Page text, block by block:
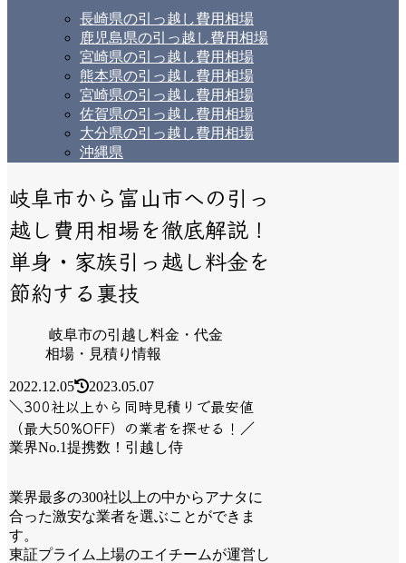
長崎県の引っ越し費用相場
鹿児島県の引っ越し費用相場
宮崎県の引っ越し費用相場
熊本県の引っ越し費用相場
宮崎県の引っ越し費用相場
佐賀県の引っ越し費用相場
大分県の引っ越し費用相場
沖縄県
岐阜市から富山市への引っ
越し費用相場を徹底解説！
単身・家族引っ越し料金を
節約する裏技
岐阜市の引越し料金・代金
相場・見積り情報
2022.12.05 2023.05.07
＼300社以上から同時見積りで最安値
（最大50%OFF）の業者を探せる！／
業界No.1提携数！引越し侍
業界最多の300社以上の中からアナタに
合った激安な業者を選ぶことができま
す。
東証プライム上場のエイチームが運営し